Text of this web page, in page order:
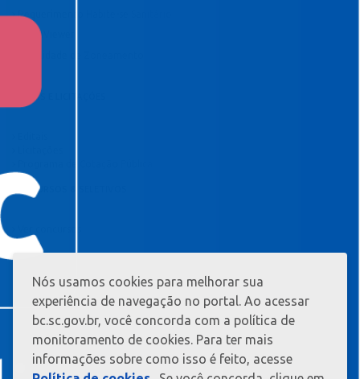
Requerimento Habite-se Sanitário
TeamViewer
EDITAIS E LICITAÇÕES
CONCURSOS & SELETIVOS
Nós usamos cookies para melhorar sua
experiência de navegação no portal. Ao acessar
bc.sc.gov.br, você concorda com a política de
monitoramento de cookies. Para ter mais
informações sobre como isso é feito, acesse